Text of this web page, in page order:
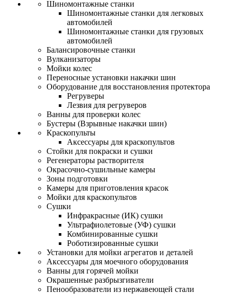
Шиномонтажные станки
Шиномонтажные станки для легковых
автомобилей
Шиномонтажные станки для грузовых
автомобилей
Балансировочные станки
Вулканизаторы
Мойки колес
Переносные установки накачки шин
Оборудование для восстановления протектора
Регруверы
Лезвия для регруверов
Ванны для проверки колес
Бустеры (Взрывные накачки шин)
Краскопульты
Аксессуары для краскопультов
Стойки для покраски и сушки
Регенераторы растворителя
Окрасочно-сушильные камеры
Зоны подготовки
Камеры для приготовления красок
Мойки для краскопультов
Сушки
Инфракрасные (ИК) сушки
Ультрафиолетовые (УФ) сушки
Комбинированные сушки
Роботизированные сушки
Установки для мойки агрегатов и деталей
Аксессуары для моечного оборудования
Ванны для горячей мойки
Окрашенные разбрызгиватели
Пенообразователи из нержавеющей стали